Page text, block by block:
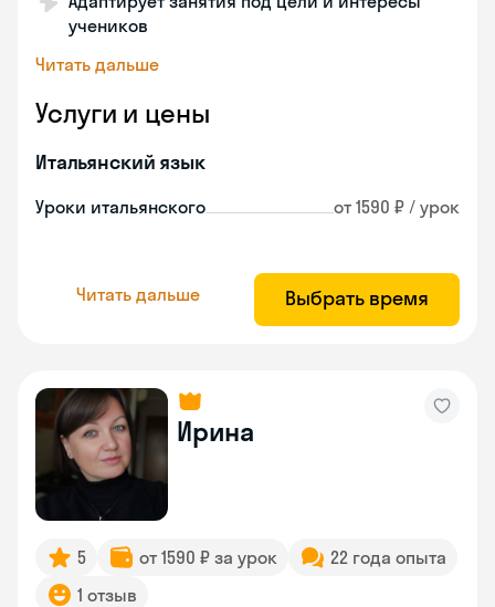
учеников
Читать дальше
Услуги и цены
Итальянский язык
Уроки итальянского от 1590 ₽ / урок
Читать дальше Выбрать время
Ирина
5 от 1590 ₽ за урок
22 года опыта
1 отзыв